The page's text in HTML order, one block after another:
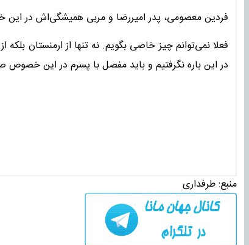
فردین معصومی، پدر امیررضا و مربی همیشگی‌اش در
فعلا نمی‌توانم چیز خاصی بگویم. نه تنها از ارمنستان
در این باره نگرفتیم و باید مفصل با پسرم در این
منبع:طرفداری